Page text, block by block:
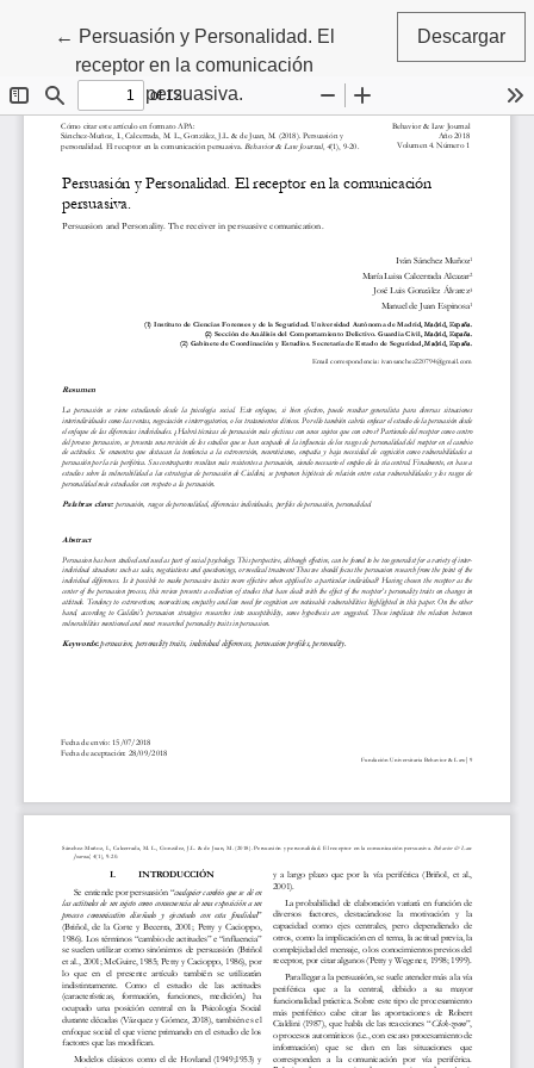
← Volver a los detalles del artículo
Persuasión y Personalidad. El
receptor en la comunicación
persuasiva.
Descargar